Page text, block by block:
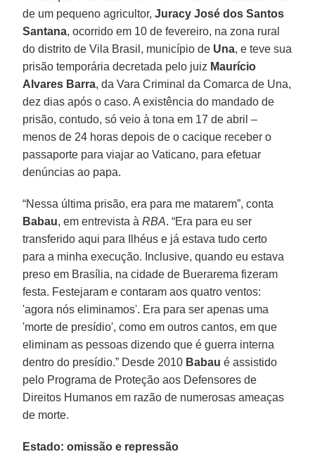
de um pequeno agricultor,Juracy José dos Santos
Santana, ocorrido em 10 de fevereiro, na zona rural
do distrito de Vila Brasil, município de Una, e teve sua
prisão temporária decretada pelo juiz Maurício
Alvares Barra, da Vara Criminal da Comarca de Una,
dez dias após o caso. A existência do mandado de
prisão, contudo, só veio à tona em 17 de abril –
menos de 24 horas depois de o cacique receber o
passaporte para viajar ao Vaticano, para efetuar
denúncias ao papa.
“Nessa última prisão, era para me matarem”, conta
Babau, em entrevista àRBA. “Era para eu ser
transferido aqui para Ilhéus e já estava tudo certo
para a minha execução. Inclusive, quando eu estava
preso em Brasília, na cidade de Buerarema fizeram
festa. Festejaram e contaram aos quatro ventos:
'agora nós eliminamos'. Era para ser apenas uma
'morte de presídio', como em outros cantos, em que
eliminam as pessoas dizendo que é guerra interna
dentro do presídio.” Desde 2010 Babau é assistido
pelo Programa de Proteção aos Defensores de
Direitos Humanos em razão de numerosas ameaças
de morte.
Estado: omissão e repressão